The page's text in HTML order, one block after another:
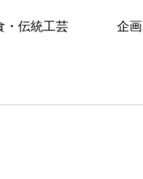
・伝統工芸 企画